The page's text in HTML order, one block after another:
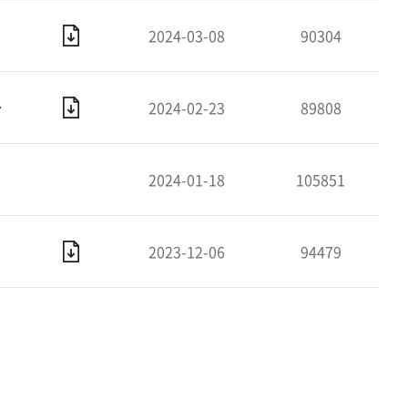
2024-03-08 90304
공고 2024-02-23 89808
2024-01-18 105851
2023-12-06 94479